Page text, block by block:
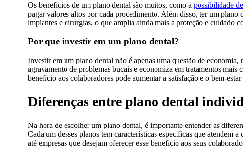
Os benefícios de um plano dental são muitos, como a possibilidade
pagar valores altos por cada procedimento. Além disso, ter um
implantes e cirurgias, o que amplia ainda mais a proteção e cuidado
Por que investir em um plano dental?
Investir em um plano dental não é apenas uma questão de
agravamento de problemas bucais e economiza em tratamentos
benefício aos colaboradores pode aumentar a satisfação e o bem-
Diferenças entre plano dental
Na hora de escolher um plano dental, é importante entender as
Cada um desses planos tem características específicas que atendem
até empresas que desejam oferecer esse benefício aos seus